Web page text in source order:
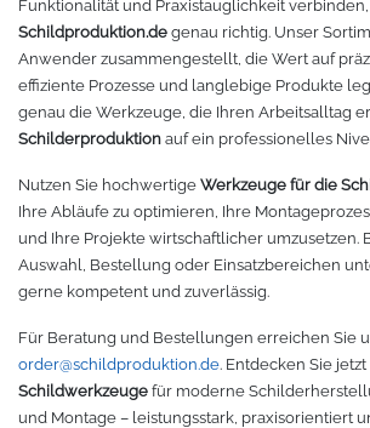
Funktionalität und Praxistauglichkeit verbinden,
Schildproduktion.de genau richtig. Unser
Anwender zusammengestellt, die Wert auf
effiziente Prozesse und langlebige Produkte
genau die Werkzeuge, die Ihren Arbeitsalltag
Schilderproduktion auf ein professionelles
Nutzen Sie hochwertige Werkzeuge für die
Ihre Abläufe zu optimieren, Ihre
und Ihre Projekte wirtschaftlicher umzusetzen.
Auswahl, Bestellung oder Einsatzbereichen
gerne kompetent und zuverlässig.
Für Beratung und Bestellungen erreichen Sie
order@schildproduktion.de. Entdecken Sie
Schildwerkzeuge für moderne
und Montage – leistungsstark, praxisorientiert